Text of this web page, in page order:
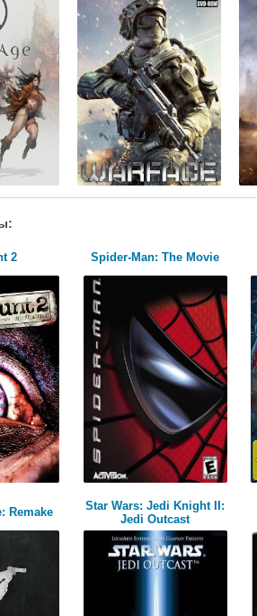
2 Spider-Man: The Movie
Remake
Star Wars: Jedi Knight II:
Jedi Outcast